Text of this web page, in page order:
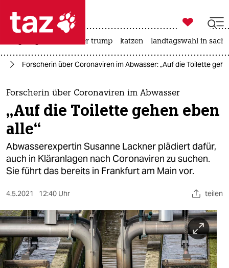
 taz zahl ich
taz zahl ich
themen
politik
öko
gesellschaft
sport
berlin
nord

taz zahl ich
usa unter trump katzen landtagswahl in
Forscherin über Coronaviren im Abwasser: „Auf die Toilette
Forscherin über Coronaviren im Abwasser
„Auf die Toilette gehen eben
alle“
Abwasserexpertin Susanne Lackner plädiert dafür,
auch in Kläranlagen nach Coronaviren zu suchen.
Sie führt das bereits in Frankfurt am Main vor.
4.5.2021 12:40 Uhr teilen